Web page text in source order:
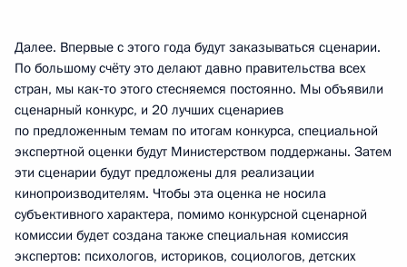
Далее. Впервые с этого года будут заказываться сценарии.
По большому счёту это делают давно правительства всех
стран, мы как‑то этого стесняемся постоянно. Мы объявили
сценарный конкурс, и 20 лучших сценариев
по предложенным темам по итогам конкурса, специальной
экспертной оценки будут Министерством поддержаны. Затем
эти сценарии будут предложены для реализации
кинопроизводителям. Чтобы эта оценка не носила
субъективного характера, помимо конкурсной сценарной
комиссии будет создана также специальная комиссия
экспертов: психологов, историков, социологов, детских